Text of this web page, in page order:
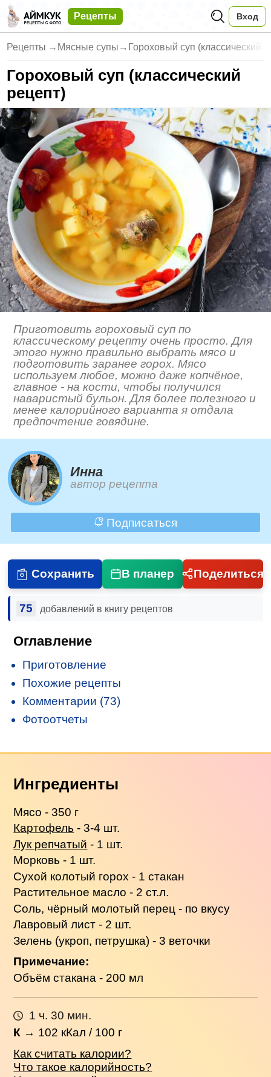
Рецепты Вход
Рецепты → Мясные супы → Гороховый суп (классический
Гороховый суп (классический
рецепт)
Приготовить гороховый суп по
классическому рецепту очень просто. Для
этого нужно правильно выбрать мясо и
подготовить заранее горох. Мясо
используем любое, можно даже копчёное,
главное - на кости, чтобы получился
наваристый бульон. Для более полезного и
менее калорийного варианта я отдала
предпочтение говядине.
Инна
автор рецепта
Подписаться
Сохранить В планер Поделиться
75 добавлений в книгу рецептов
Оглавление
Приготовление
Похожие рецепты
Комментарии (73)
Фотоотчеты
Ингредиенты
Мясо - 350 г
Картофель - 3-4 шт.
Лук репчатый - 1 шт.
Морковь - 1 шт.
Сухой колотый горох - 1 стакан
Растительное масло - 2 ст.л.
Соль, чёрный молотый перец - по вкусу
Лавровый лист - 2 шт.
Зелень (укроп, петрушка) - 3 веточки
Примечание:
Объём стакана - 200 мл
1 ч. 30 мин.
К → 102 кКал / 100 г
Как считать калории?
Что такое калорийность?